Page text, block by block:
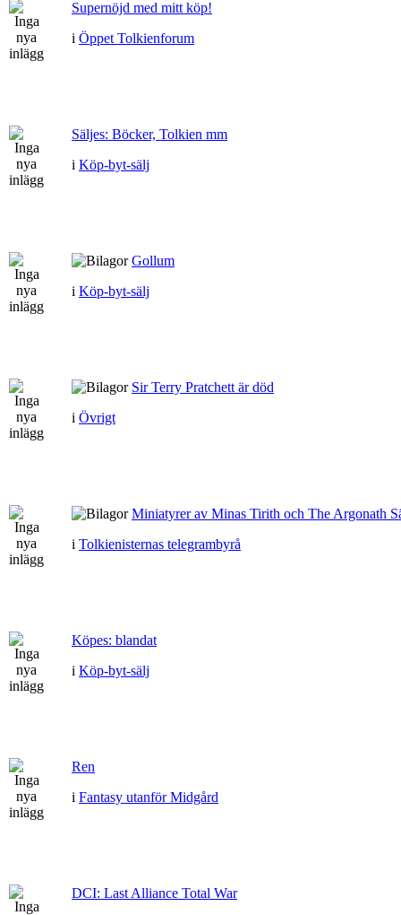
Supernöjd med mitt köp!
i Öppet Tolkienforum
Säljes: Böcker, Tolkien mm
i Köp-byt-sälj
Gollum
i Köp-byt-sälj
Sir Terry Pratchett är död
i Övrigt
Miniatyrer av Minas Tirith och The Argonath
i Tolkienisternas telegrambyrå
Köpes: blandat
i Köp-byt-sälj
Ren
i Fantasy utanför Midgård
DCI: Last Alliance Total War